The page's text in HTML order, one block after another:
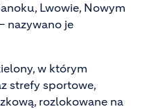
Lwowie, Nowym
nazywano je
w którym
strefy sportowe,
rozlokowane na